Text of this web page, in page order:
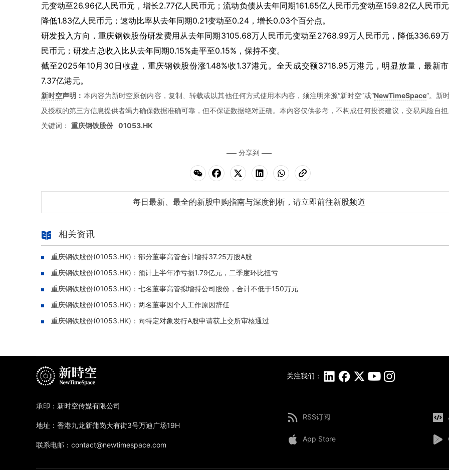
元变动至26.96亿人民币元，增长2.77亿人民币元；流动负债从去年同期161.65亿人民币元变动至159.82亿人民币元
降低1.83亿人民币元；速动比率从去年同期0.21变动至0.24，增长0.03个百分点。
研发投入方向，重庆钢铁股份研发费用从去年同期3105.68万人民币元变动至2768.99万人民币元，降低336.69
民币元；研发占总收入比从去年同期0.15%走平至0.15%，保持不变。
截至2025年10月30日收盘，重庆钢铁股份涨1.48%收1.37港元。全天成交额3718.95万港元，明显放量，最新
7.37亿港元。
新时空声明： 本内容为新时空原创内容，复制、转载或以其他任何方式使用本内容，须注明来源“新时空”或“NewTimeSpace”。新
及授权的第三方信息提供者竭力确保数据准确可靠，但不保证数据绝对正确。本內容仅供参考，不构成任何投资建议，交易风险自担
关键词： 重庆钢铁股份 01053.HK
分享到
每日最新、最全的新股申购指南与深度剖析，请立即前往新股频道
相关资讯
重庆钢铁股份(01053.HK)：部分董事高管合计增持37.25万股A股
重庆钢铁股份(01053.HK)：预计上半年净亏损1.79亿元，二季度环比扭亏
重庆钢铁股份(01053.HK)：七名董事高管拟增持公司股份，合计不低于150万元
重庆钢铁股份(01053.HK)：两名董事因个人工作原因辞任
重庆钢铁股份(01053.HK)：向特定对象发行A股申请获上交所审核通过
关注我们：
RSS订阅
App Store
承印：新时空传媒有限公司
地址：香港九龙新蒲岗大有街3号万迪广场19H
联系电邮：contact@newtimespace.com